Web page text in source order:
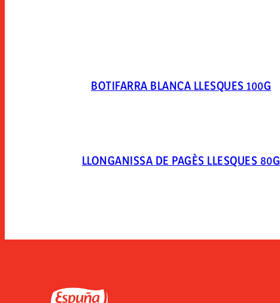
BOTIFARRA BLANCA LLESQUES 100G
LLONGANISSA DE PAGÈS LLESQUES 80G
Espuña